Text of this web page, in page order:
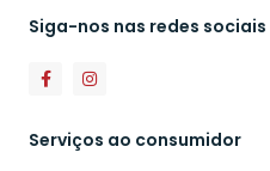
Siga-nos nas redes sociais
Serviços ao consumidor